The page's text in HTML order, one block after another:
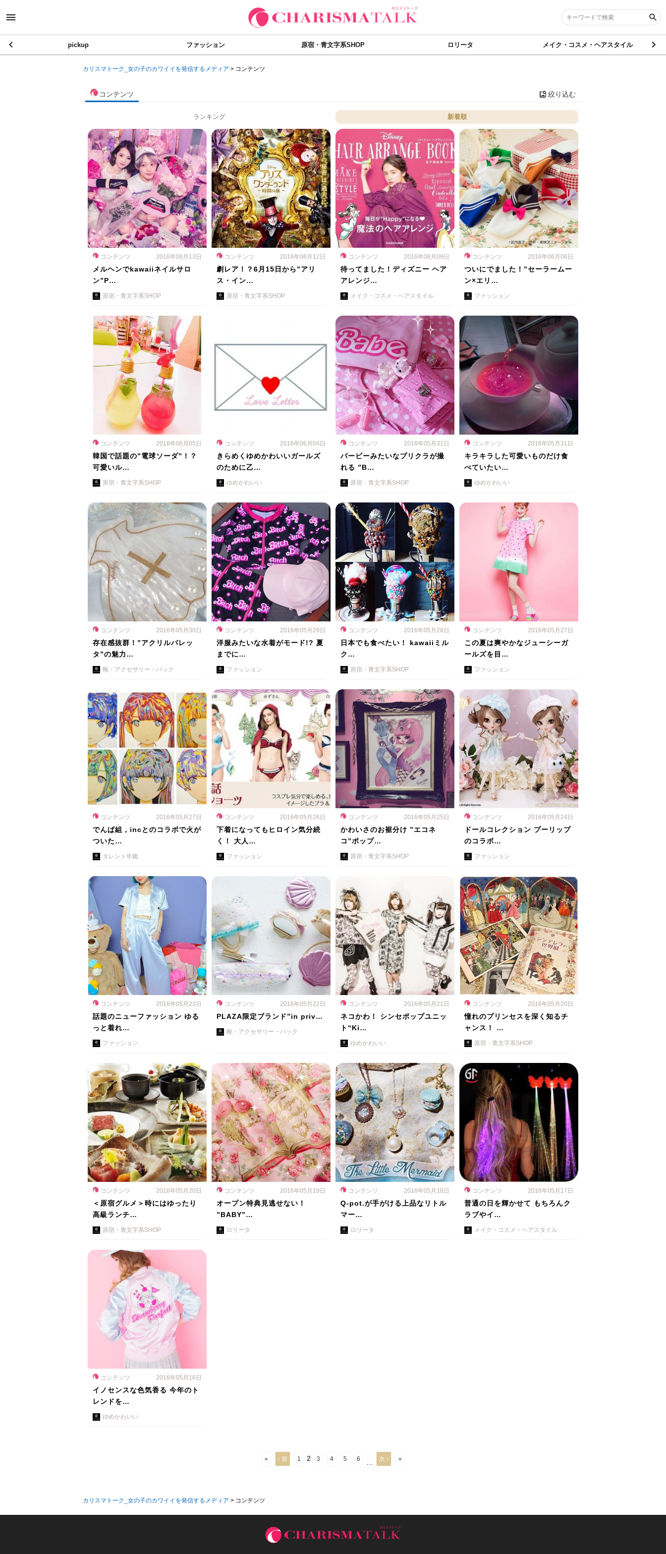
pickup ファッション 原宿・青文字系SHOP ロリータ メイク・コスメ・ヘアスタイル
カリスマトーク_女の子のカワイイを発信するメディア > コンテンツ
コンテンツ 絞り込む
ランキング 新着順
コンテンツ 2016年06月13日
メルヘンでkawaiiネイルサロ
ン”P…
原宿・青文字系SHOP
コンテンツ 2016年06月12日
劇レア！？6月15日から”アリ
ス・イン…
原宿・青文字系SHOP
コンテンツ 2016年06月09日
待ってました！ディズニー ヘア
アレンジ…
メイク・コスメ・ヘアスタイル
コンテンツ 2016年06月06日
ついにでました！”セーラームー
ン×エリ…
ファッション
コンテンツ 2016年06月05日
韓国で話題の”電球ソーダ”！？
可愛いル…
原宿・青文字系SHOP
コンテンツ 2016年06月04日
きらめくゆめかわいいガールズ
のために乙…
ゆめかわいい
コンテンツ 2016年05月31日
バービーみたいなプリクラが撮
れる ”B…
原宿・青文字系SHOP
コンテンツ 2016年05月31日
キラキラした可愛いものだけ食
べていたい…
ゆめかわいい
コンテンツ 2016年05月30日
存在感抜群！”アクリルバレッ
タ”の魅力…
靴・アクセサリー・バック
コンテンツ 2016年05月29日
洋服みたいな水着がモード!? 夏
までに…
ファッション
コンテンツ 2016年05月28日
日本でも食べたい！ kawaiiミル
ク…
原宿・青文字系SHOP
コンテンツ 2016年05月27日
この夏は爽やかなジューシーガ
ールズを目…
ファッション
コンテンツ 2016年05月27日
でんぱ組，incとのコラボで火が
ついた…
タレント年鑑
コンテンツ 2016年05月26日
下着になってもヒロイン気分続
く！ 大人…
ファッション
コンテンツ 2016年05月25日
かわいさのお裾分け ”エコネ
コ”ポップ…
原宿・青文字系SHOP
コンテンツ 2016年05月24日
ドールコレクション プーリップ
のコラボ…
ファッション
コンテンツ 2016年05月23日
話題のニューファッション ゆる
っと着れ…
ファッション
コンテンツ 2016年05月22日
PLAZA限定ブランド”in priv…
靴・アクセサリー・バック
コンテンツ 2016年05月21日
ネコかわ！ シンセポップユニッ
ト“Ki…
ゆめかわいい
コンテンツ 2016年05月20日
憧れのプリンセスを深く知るチ
ャンス！ …
原宿・青文字系SHOP
コンテンツ 2016年05月20日
＜原宿グルメ＞時にはゆったり
高級ランチ…
原宿・青文字系SHOP
コンテンツ 2016年05月19日
オープン特典見逃せない！
”BABY”…
ロリータ
コンテンツ 2016年05月18日
Q-pot.が手がける上品なリトル
マー…
ロリータ
コンテンツ 2016年05月17日
普通の日を輝かせて もちろんク
ラブやイ…
メイク・コスメ・ヘアスタイル
コンテンツ 2016年05月16日
イノセンスな色気香る 今年のト
レンドを…
ゆめかわいい
« ‹ 前 1 2 3 4 5 6 次 › »
カリスマトーク_女の子のカワイイを発信するメディア > コンテンツ